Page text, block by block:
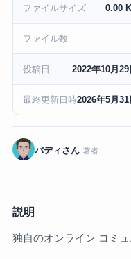
ファイルサイズ 0.00
ファイル数
投稿日 2022年10月29
最終更新日時2026年5月31
バディさん 著者
説明
独自のオンライン コミ